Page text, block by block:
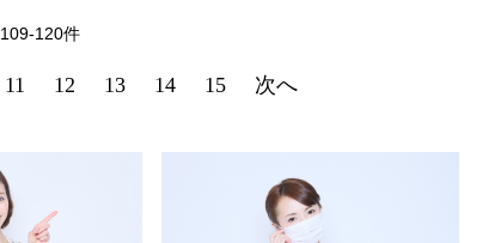
109-120件
11 12 13 14 15 次へ